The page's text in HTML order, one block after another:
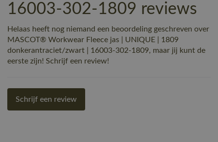
16003-302-1809 reviews
Helaas heeft nog niemand een beoordeling geschreven over
MASCOT® Workwear Fleece jas | UNIQUE | 1809
donkerantraciet/zwart | 16003-302-1809, maar jij kunt de
eerste zijn! Schrijf een review!
Schrijf een review